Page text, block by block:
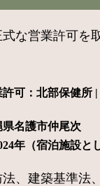
な営業許可を
可：北部保健所 |
名護市仲尾次
年（宿泊施設と
、建築基準法